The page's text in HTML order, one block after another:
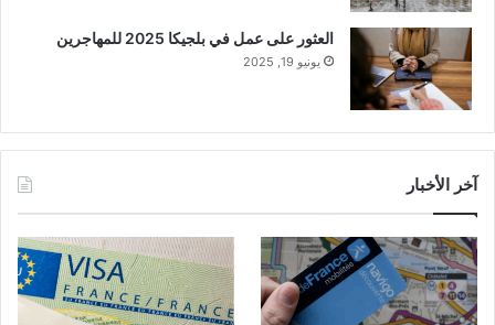
العثور على عمل في بلجيكا 2025 للمهاجرين
يونيو 19, 2025
آخر الأخبار